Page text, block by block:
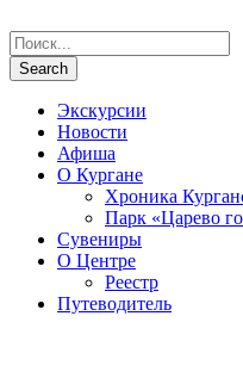
Экскурсии
Новости
Афиша
О Кургане
Хроника
Парк «Царево
Сувениры
О Центре
Реестр
Путеводитель